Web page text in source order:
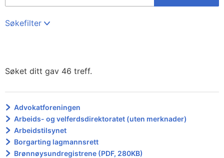
Søkefilter
Søket ditt gav 46 treff.
Advokatforeningen
Arbeids- og velferdsdirektoratet (uten merknader)
Arbeidstilsynet
Borgarting lagmannsrett
Brønnøysundregistrene (PDF, 280KB)